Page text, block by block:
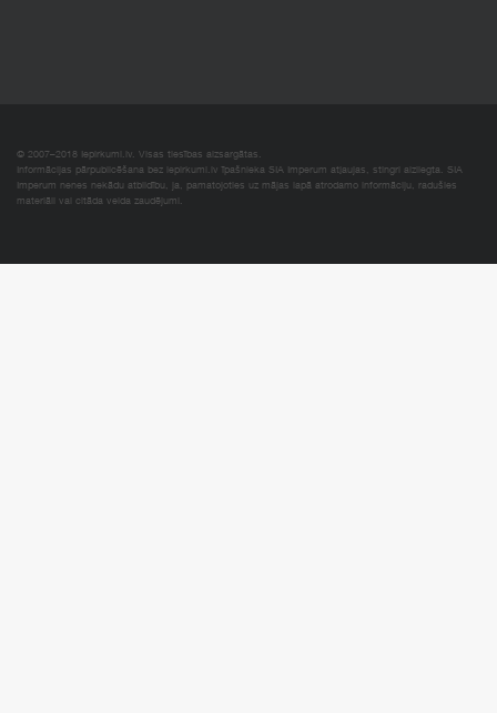
© 2007–2018 Iepirkumi.lv. Visas tiesības aizsargātas.
Informācijas pārpublicēšana bez iepirkumi.lv īpašnieka SIA Imperum atļaujas, stingri aizliegta. SIA
Imperum nenes nekādu atbildību, ja, pamatojoties uz mājas lapā atrodamo informāciju, radušies
materiāli vai citāda veida zaudējumi.